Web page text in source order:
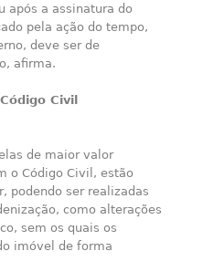
após a assinatura do
pela ação do tempo,
deve ser de
afirma.
Civil
de maior valor
o Código Civil, estão
podendo ser realizadas
como alterações
sem os quais os
imóvel de forma